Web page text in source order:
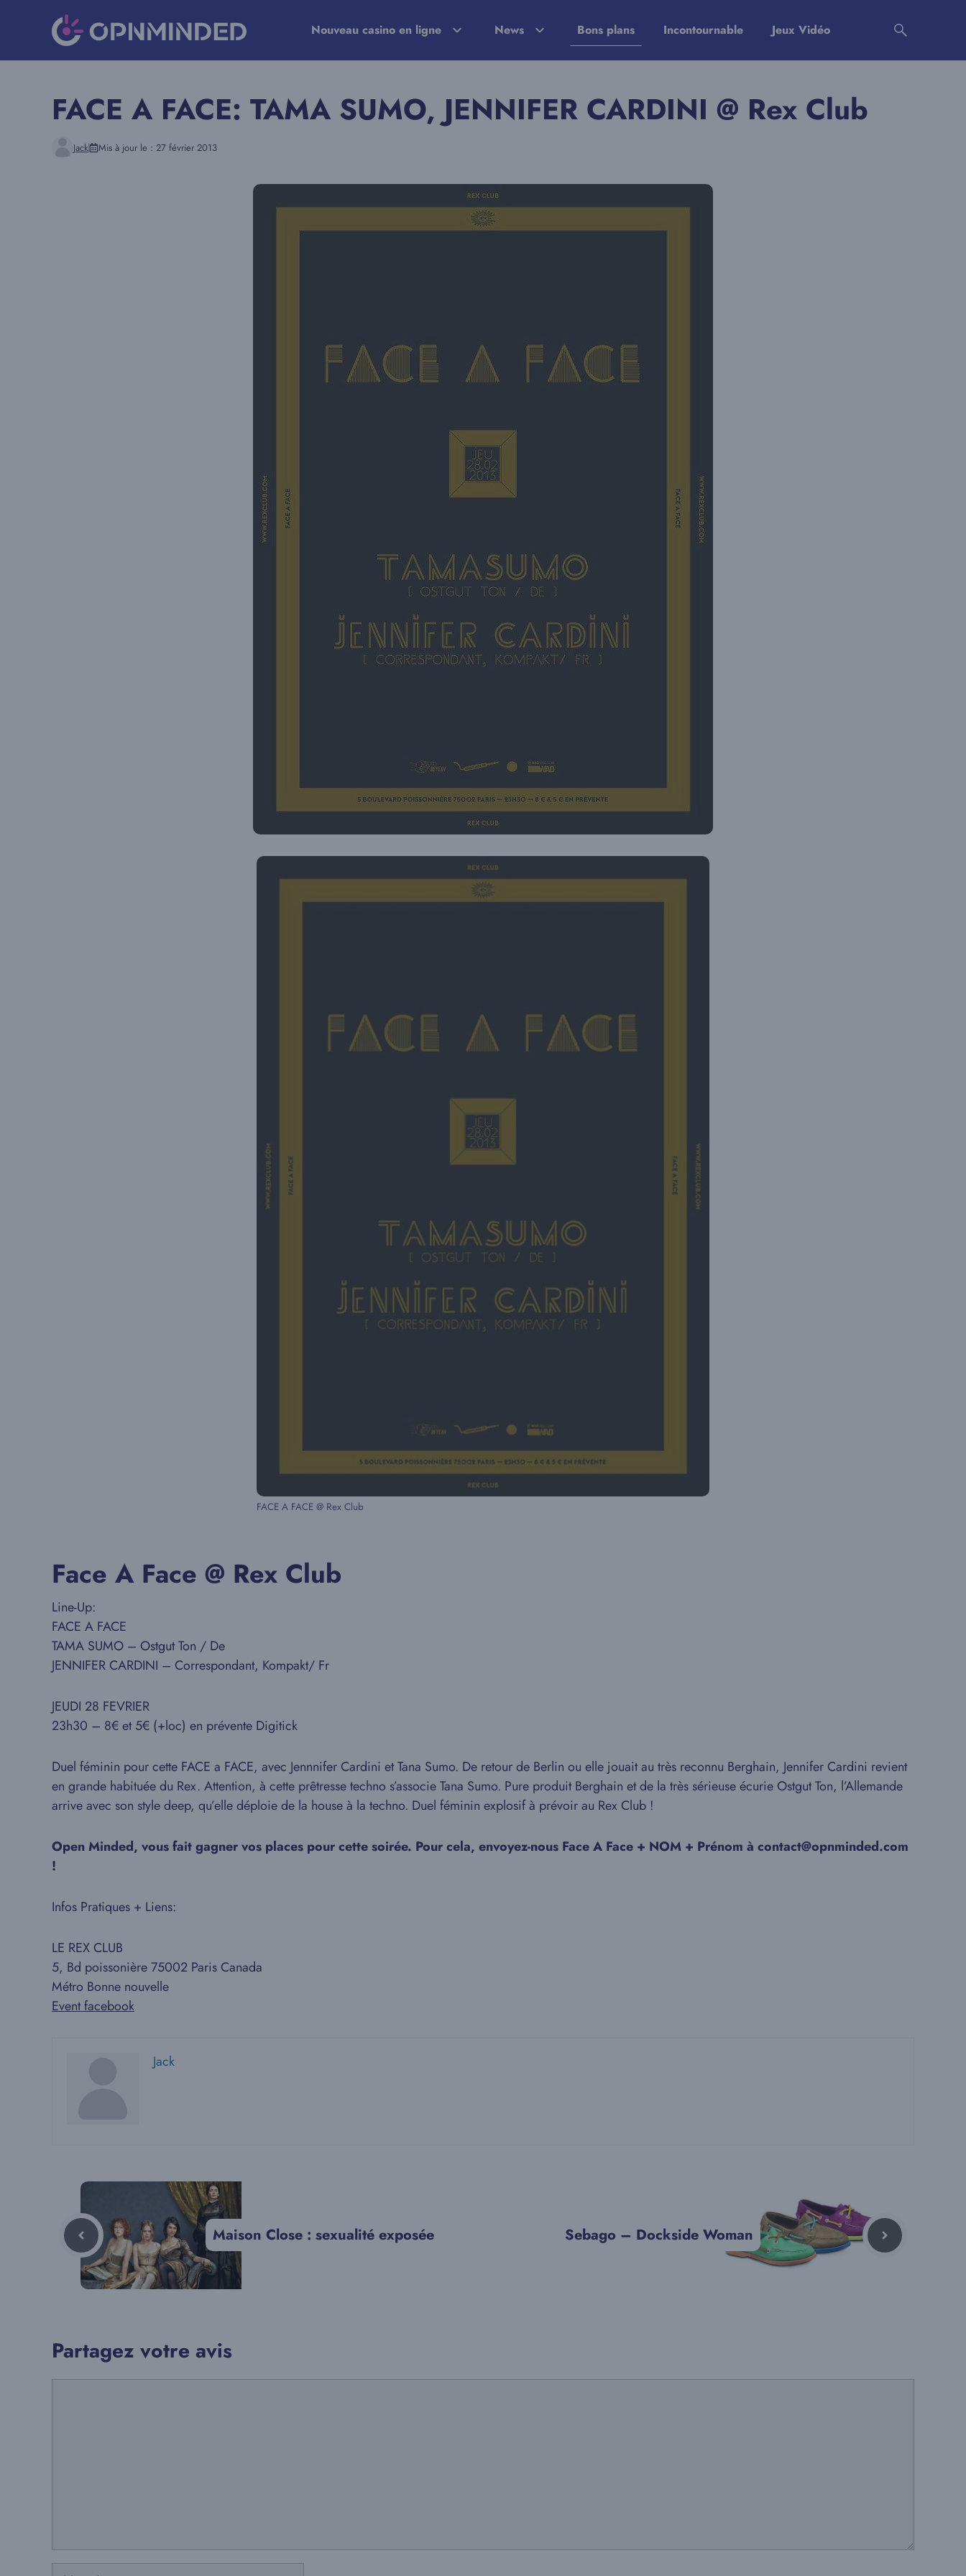
Nouveau casino en ligne News Bons plans Incontournable Jeux Vidéo
FACE A FACE: TAMA SUMO, JENNIFER CARDINI @ Rex Club
Jack Mis à jour le : 27 février 2013
FACE A FACE @ Rex Club
Face A Face @ Rex Club
Line-Up:
FACE A FACE
TAMA SUMO – Ostgut Ton / De
JENNIFER CARDINI – Correspondant, Kompakt/ Fr
JEUDI 28 FEVRIER
23h30 – 8€ et 5€ (+loc) en prévente Digitick
Duel féminin pour cette FACE a FACE, avec Jennnifer Cardini et Tana Sumo. De retour de Berlin ou elle jouait au très reconnu Berghain, Jennifer Cardini revient
en grande habituée du Rex. Attention, à cette prêtresse techno s’associe Tana Sumo. Pure produit Berghain et de la très sérieuse écurie Ostgut Ton, l’Allemande
arrive avec son style deep, qu’elle déploie de la house à la techno. Duel féminin explosif à prévoir au Rex Club !
Open Minded, vous fait gagner vos places pour cette soirée. Pour cela, envoyez-nous Face A Face + NOM + Prénom à contact@opnminded.com
!
Infos Pratiques + Liens:
LE REX CLUB
5, Bd poissonière 75002 Paris Canada
Métro Bonne nouvelle
Event facebook
Jack
Maison Close : sexualité exposée Sebago – Dockside Woman
Partagez votre avis
Nom